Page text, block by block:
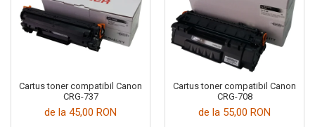
Cartus toner compatibil Canon
CRG-737
de la 45,00 RON
Cartus toner compatibil Canon
CRG-708
de la 55,00 RON